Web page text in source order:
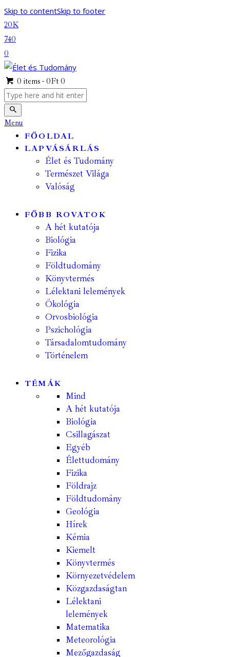
Skip to contentSkip to footer
20K
740
0
0 items - 0Ft 0
Menu
FŐOLDAL
LAPVÁSÁRLÁS
Élet és Tudomány
Természet Világa
Valóság
FŐBB ROVATOK
A hét kutatója
Biológia
Fizika
Földtudomány
Könyvtermés
Lélektani lelemények
Ökológia
Orvosbiológia
Pszichológia
Társadalomtudomány
Történelem
TÉMÁK
Mind
A hét kutatója
Biológia
Csillagászat
Egyéb
Élettudomány
Fizika
Földrajz
Földtudomány
Geológia
Hírek
Kémia
Kiemelt
Könyvtermés
Környezetvédelem
Közgazdaságtan
Lélektani
lelemények
Matematika
Meteorológia
Mezőgazdaság